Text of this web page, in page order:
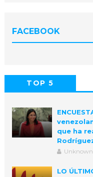
FACEBOOK
TOP 5
que ha
Unknown
LO